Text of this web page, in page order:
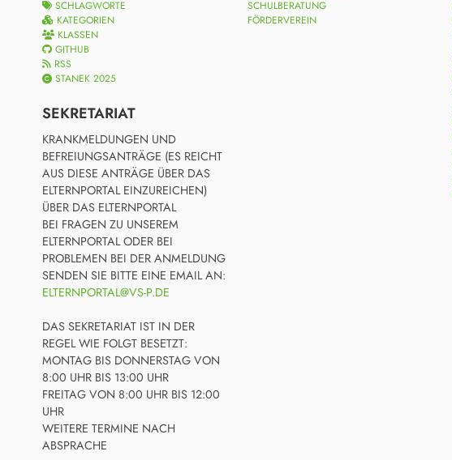
SCHLAGWORTE
KATEGORIEN
KLASSEN
GITHUB
RSS
STANEK 2025
SEKRETARIAT
KRANKMELDUNGEN UND
BEFREIUNGSANTRÄGE (ES REICHT
AUS DIESE ANTRÄGE ÜBER DAS
ELTERNPORTAL EINZUREICHEN)
ÜBER DAS ELTERNPORTAL
BEI FRAGEN ZU UNSEREM
ELTERNPORTAL ODER BEI
PROBLEMEN BEI DER ANMELDUNG
SENDEN SIE BITTE EINE EMAIL AN:
ELTERNPORTAL@VS-P.DE
DAS SEKRETARIAT IST IN DER
REGEL WIE FOLGT BESETZT:
MONTAG BIS DONNERSTAG VON
8:00 UHR BIS 13:00 UHR
FREITAG VON 8:00 UHR BIS 12:00
UHR
WEITERE TERMINE NACH
ABSPRACHE
SCHULBERATUNG
FÖRDERVEREIN